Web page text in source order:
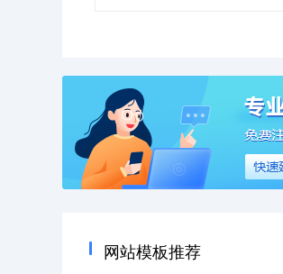
网站模板推荐